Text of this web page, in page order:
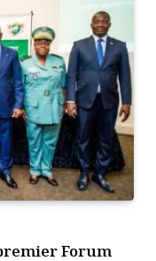
Forum